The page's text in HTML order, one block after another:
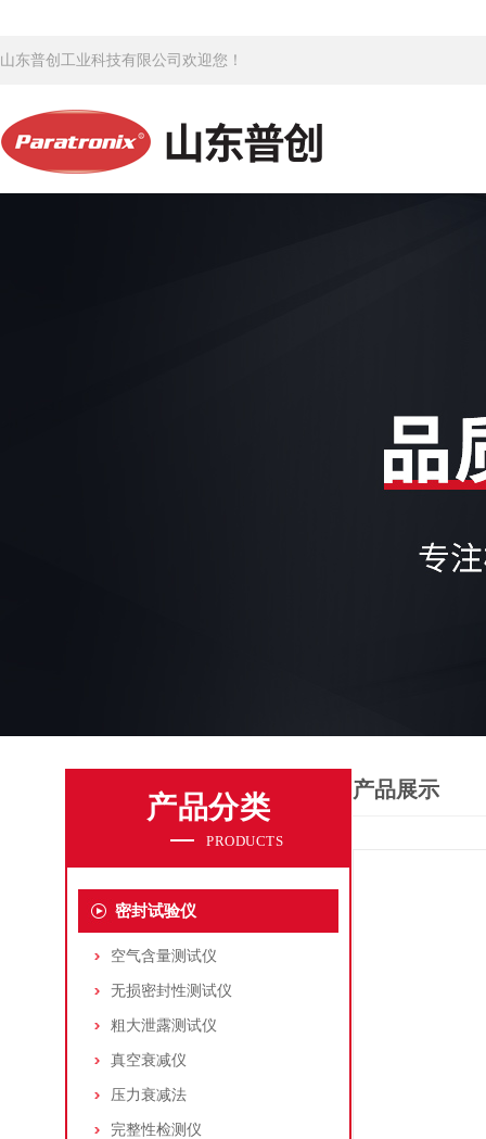
山东普创工业科技有限公司欢迎您！
产品分类
PRODUCTS
密封试验仪
空气含量测试仪
无损密封性测试仪
粗大泄露测试仪
真空衰减仪
压力衰减法
完整性检测仪
产品展示